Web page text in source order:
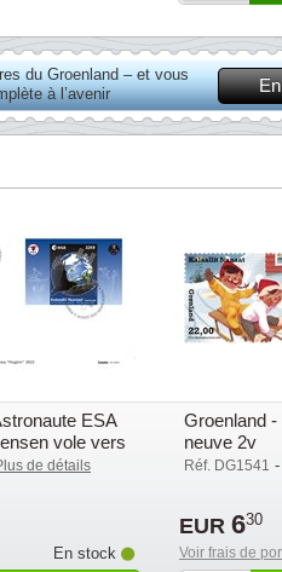
du Groenland – et vous
à l’avenir
ESA
vole vers
jour
de détails
En stock
Groenland
neuve 2v
Réf. DG1541 -
EUR 630
Voir frais de